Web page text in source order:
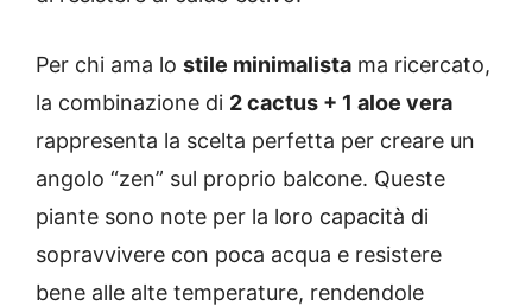
Per chi ama lo stile minimalista ma ricercato,
la combinazione di 2 cactus + 1 aloe vera
rappresenta la scelta perfetta per creare un
angolo “zen” sul proprio balcone. Queste
piante sono note per la loro capacità di
sopravvivere con poca acqua e resistere
bene alle alte temperature, rendendole